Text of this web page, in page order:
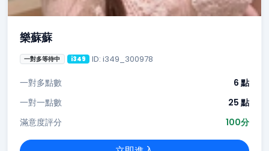
樂蘇蘇
一對多等待中 i349 ID: i349_300978
一對多點數
6 點
一對一點數
25 點
滿意度評分
100分